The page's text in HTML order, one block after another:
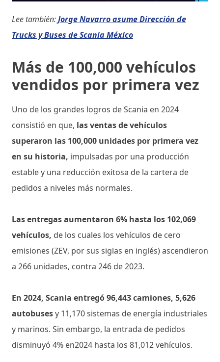
Lee también:Jorge Navarro asume Dirección de
Trucks y Buses de Scania México
Más de 100,000 vehículos
vendidos por primera vez
Uno de los grandes logros de Scania en 2024
consistió en que, las ventas de vehículos
superaron las 100,000 unidades por primera vez
en su historia, impulsadas por una producción
estable y una reducción exitosa de la cartera de
pedidos a niveles más normales.
Las entregas aumentaron 6% hasta los 102,069
vehículos, de los cuales los vehículos de cero
emisiones (ZEV, por sus siglas en inglés) ascendieron
a 266 unidades, contra 246 de 2023.
En 2024, Scania entregó 96,443 camiones, 5,626
autobusesy 11,170 sistemas de energía industriales
y marinos. Sin embargo, la entrada de pedidos
disminuyó 4% en2024 hasta los 81,012 vehículos.